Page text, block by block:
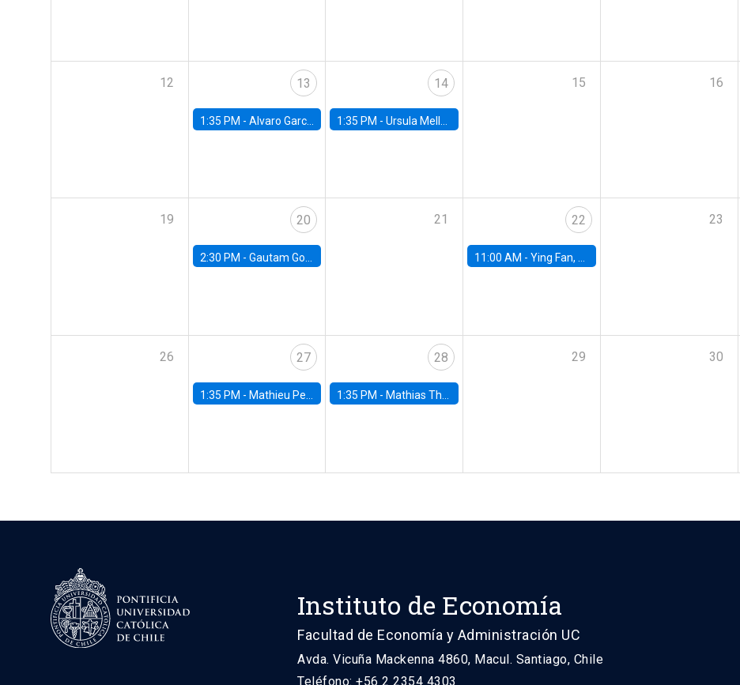
12 13
1:35 PM - Alvaro Garcia-Marin, Universidad de Los Andes
14
1:35 PM -Ursula Mello, Insper - Institute of Education and Research
15 16
19 20
2:30 PM - Gautam Gowrisankaran, Columbia University
21 22
11:00 AM -Ying Fan, University of Michigan
23
26 27
1:35 PM - Mathieu Pedemonte, IDB
28
1:35 PM - Mathias Thoenig, University of Lausanne
29 30
Instituto de Economía
Facultad de Economía y Administración UC
Avda. Vicuña Mackenna 4860, Macul. Santiago, Chile
Teléfono: +56 2 2354 4303